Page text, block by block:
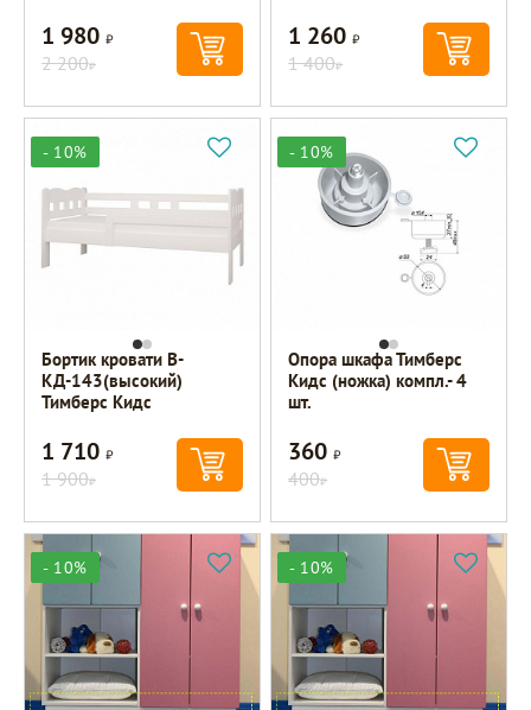
1 980Р
2 200Р
1 260Р
1 400Р
- 10%
Бортик кровати В-
КД-143(высокий)
Тимберс Кидс
1 710Р
1 900Р
- 10%
Опора шкафа Тимберс
Кидс (ножка) компл.- 4
шт.
360Р
400Р
- 10% - 10%